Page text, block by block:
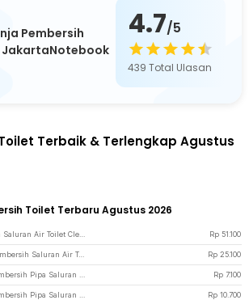
Pembersih
JakartaNotebook
4.7/5
439 Total Ulasan
Terbaik & Terlengkap Agustus
Toilet Terbaru Agustus 2026
Rp 51.100
Harga CHFENGASQ Kawat Pembersih Saluran Air Toilet Cleaner Dredger Blockage 3M - CHF1 - Blue Rp 25.100
Rp 7.100
Rp 10.700